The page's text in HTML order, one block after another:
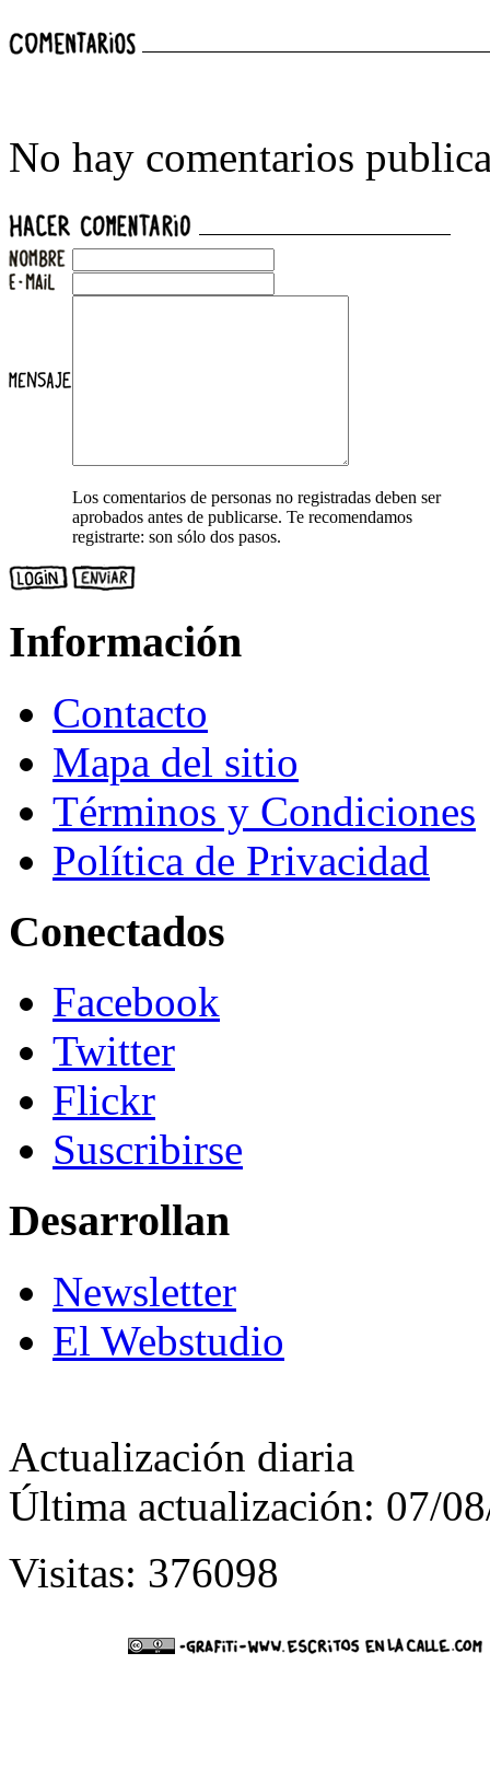
No hay comentarios
Los comentarios de personas no registradas deben ser
aprobados antes de publicarse. Te recomendamos
registrarte: son sólo dos pasos.
Información
Contacto
Mapa del sitio
Términos y Condiciones
Política de Privacidad
Conectados
Facebook
Twitter
Flickr
Suscribirse
Desarrollan
Newsletter
El Webstudio
Actualización diaria
Última actualización: 07/
Visitas: 376098